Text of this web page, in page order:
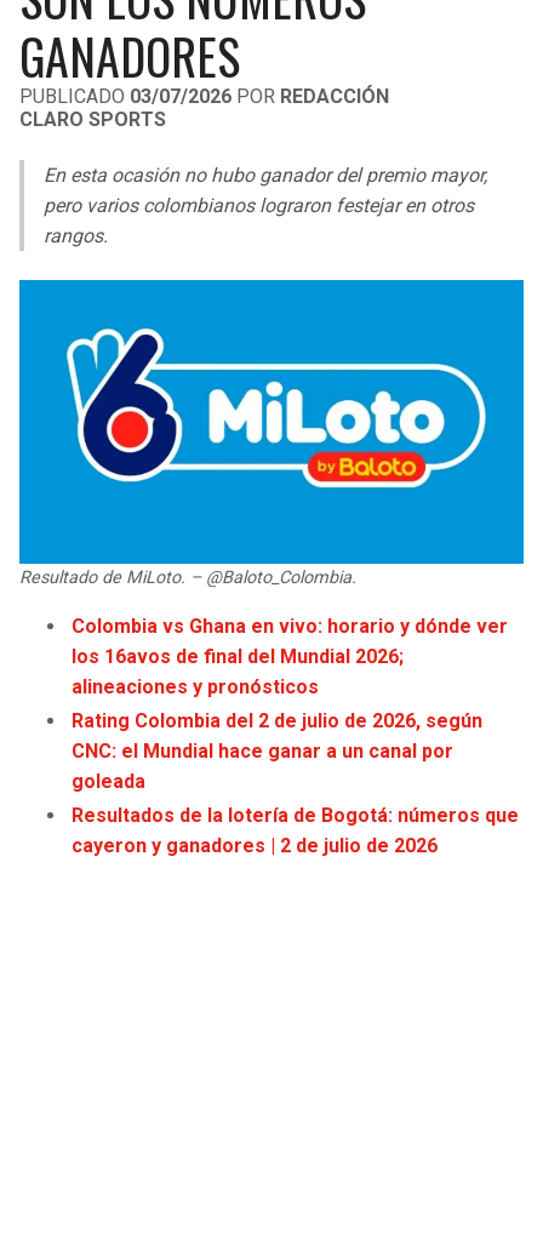
LIGA DE EXPANSIÓN MX
LEAGUES CUP
UEFA EUROPA LEAGUE
UEFA CONFERENCE LEAGUE
MLS
COPA LIBERTADORES
COPA SUDAMERICANA
OTRAS LIGAS
RAIDERS
CHARGERS
RAVENS
BENGALS
STEELERS
TEXANS
JAGUARS
TITANS
COWBOYS
GIANTS
EAGLES
CAVALIERS
PISTONS
PACERS
BUCKS
HORNETS
HEAT
WIZARDS
WARRIORS
CLIPPERS
LAKERS
SUNS
GANADORES
PUBLICADO 03/07/2026 POR REDACCIÓN
CLARO SPORTS
En esta ocasión no hubo ganador del premio mayor,
pero varios colombianos lograron festejar en otros
rangos.
Resultado de MiLoto. – @Baloto_Colombia.
Colombia vs Ghana en vivo: horario y dónde ver
los 16avos de final del Mundial 2026;
alineaciones y pronósticos
Rating Colombia del 2 de julio de 2026, según
CNC: el Mundial hace ganar a un canal por
goleada
Resultados de la lotería de Bogotá: números que
cayeron y ganadores | 2 de julio de 2026